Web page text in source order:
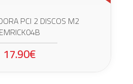
PCI 2 DISCOS M2
EMRICK04B
17.90€